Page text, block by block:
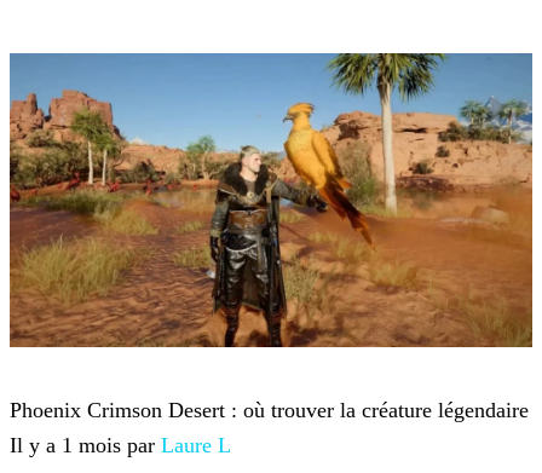
Phoenix Crimson Desert : où trouver la créature légendaire
Il y a 1 mois par Laure L